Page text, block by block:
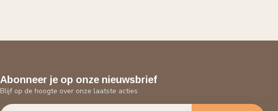
Abonneer je op onze nieuwsbrief
Blijf op de hoogte over onze laatste acties